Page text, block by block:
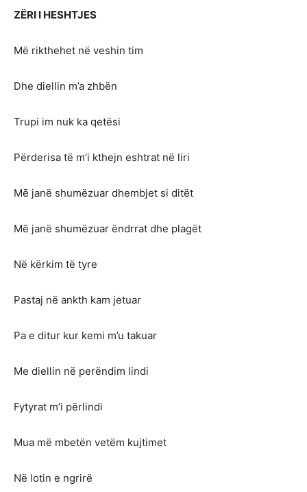
ZËRI I HESHTJES
Më rikthehet në veshin tim
Dhe diellin m’a zhbën
Trupi im nuk ka qetësi
Përderisa të m’i kthejn eshtrat në liri
Mē janë shumëzuar dhembjet si ditët
Mē janë shumëzuar ëndrrat dhe plagët
Në kërkim të tyre
Pastaj në ankth kam jetuar
Pa e ditur kur kemi m’u takuar
Me diellin në perëndim lindi
Fytyrat m’i përlindi
Mua më mbetën vetëm kujtimet
Në lotin e ngrirë